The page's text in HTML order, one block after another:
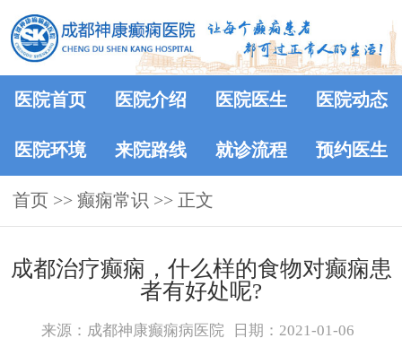
医院首页 医院介绍 医院医生 医院动态
医院环境 来院路线 就诊流程 预约医生
首页 >> 癫痫常识 >> 正文
成都治疗癫痫，什么样的食物对癫痫患
者有好处呢?
来源：成都神康癫痫病医院 日期：2021-01-06